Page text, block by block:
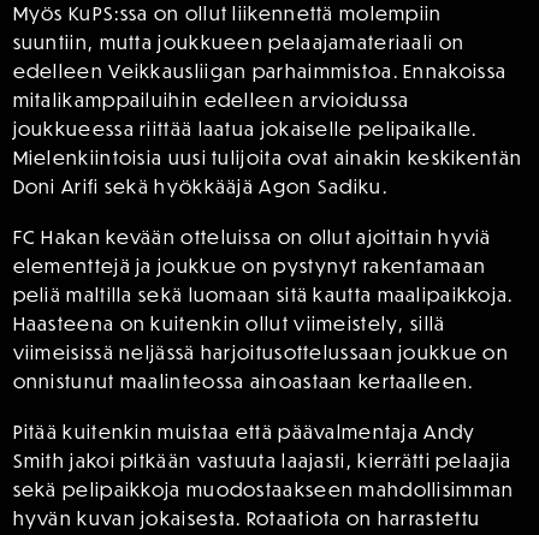
Myös KuPS:ssa on ollut liikennettä molempiin
suuntiin, mutta joukkueen pelaajamateriaali on
edelleen Veikkausliigan parhaimmistoa. Ennakoissa
mitalikamppailuihin edelleen arvioidussa
joukkueessa riittää laatua jokaiselle pelipaikalle.
Mielenkiintoisia uusi tulijoita ovat ainakin keskikentän
Doni Arifi sekä hyökkääjä Agon Sadiku.
FC Hakan kevään otteluissa on ollut ajoittain hyviä
elementtejä ja joukkue on pystynyt rakentamaan
peliä maltilla sekä luomaan sitä kautta maalipaikkoja.
Haasteena on kuitenkin ollut viimeistely, sillä
viimeisissä neljässä harjoitusottelussaan joukkue on
onnistunut maalinteossa ainoastaan kertaalleen.
Pitää kuitenkin muistaa että päävalmentaja Andy
Smith jakoi pitkään vastuuta laajasti, kierrätti pelaajia
sekä pelipaikkoja muodostaakseen mahdollisimman
hyvän kuvan jokaisesta. Rotaatiota on harrastettu